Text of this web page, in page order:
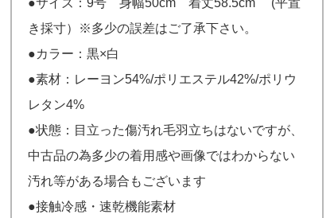
き採寸）※多少の誤差はご了承下さい。
●カラー：黒×白
●素材：レーヨン54%/ポリエステル42%/ポリウ
レタン4%
●状態：目立った傷汚れ毛羽立ちはないですが、
中古品の為多少の着用感や画像ではわからない
汚れ等がある場合もございます
●接触冷感・速乾機能素材